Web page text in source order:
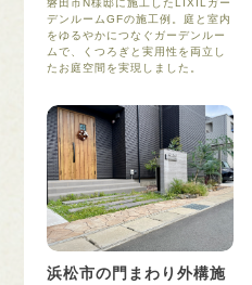
磐田市N様邸に施工したLIXILガー
デンルームGFの施工例。庭と室内
をゆるやかにつなぐガーデンルー
ムで、くつろぎと実用性を両立し
たお庭空間を実現しました。
浜松市の門まわり外構施